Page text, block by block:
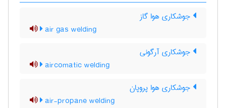
جوشکاری هوا گاز
air gas welding
جوشکاری آرگونی
aircomatic welding
جوشکاری هوا پروپان
air-propane welding